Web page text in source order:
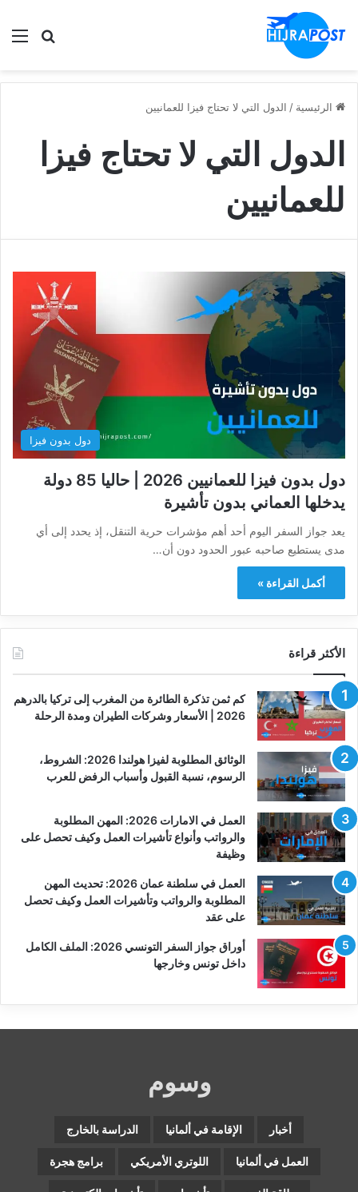
ابحث
الرئيسية / الدول التي لا تحتاج فيزا للعمانيين
الدول التي لا تحتاج فيزا
للعمانيين
دول بدون فيزا
دول بدون فيزا للعمانيين 2026 | حاليا 85 دولة
يدخلها العماني بدون تأشيرة
يعد جواز السفر اليوم أحد أهم مؤشرات حرية التنقل، إذ يحدد إلى أي
مدى يستطيع صاحبه عبور الحدود دون أن…
أكمل القراءة »
الأكثر قراءة
كم ثمن تذكرة الطائرة من المغرب إلى تركيا بالدرهم
2026 | الأسعار وشركات الطيران ومدة الرحلة
الوثائق المطلوبة لفيزا هولندا 2026: الشروط،
الرسوم، نسبة القبول وأسباب الرفض للعرب
العمل في الامارات 2026: المهن المطلوبة
والرواتب وأنواع تأشيرات العمل وكيف تحصل على
وظيفة
العمل في سلطنة عمان 2026: تحديث المهن
المطلوبة والرواتب وتأشيرات العمل وكيف تحصل
على عقد
أوراق جواز السفر التونسي 2026: الملف الكامل
داخل تونس وخارجها
وسوم
أخبار الإقامة في ألمانيا الدراسة بالخارج
العمل في ألمانيا اللوتري الأمريكي برامج هجرة